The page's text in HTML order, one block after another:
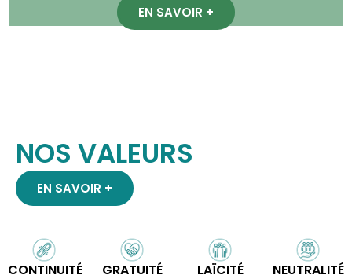
EN SAVOIR +
NOS VALEURS
EN SAVOIR +
CONTINUITÉ GRATUITÉ LAÏCITÉ NEUTRALITÉ